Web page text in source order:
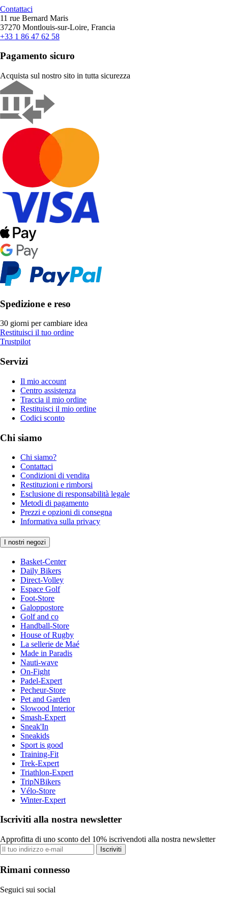
Contattaci
11 rue Bernard Maris
37270 Montlouis-sur-Loire, Francia
+33 1 86 47 62 58
Pagamento sicuro
Acquista sul nostro sito in tutta sicurezza
Spedizione e reso
30 giorni per cambiare idea
Restituisci il tuo ordine
Trustpilot
Servizi
Il mio account
Centro assistenza
Traccia il mio ordine
Restituisci il mio ordine
Codici sconto
Chi siamo
Chi siamo?
Contattaci
Condizioni di vendita
Restituzioni e rimborsi
Esclusione di responsabilità legale
Metodi di pagamento
Prezzi e opzioni di consegna
Informativa sulla privacy
I nostri negozi
Basket-Center
Daily Bikers
Direct-Volley
Espace Golf
Foot-Store
Galoppostore
Golf and co
Handball-Store
House of Rugby
La sellerie de Maé
Made in Paradis
Nauti-wave
On-Fight
Padel-Expert
Pecheur-Store
Pet and Garden
Slowood Interior
Smash-Expert
Sneak'In
Sneakids
Sport is good
Training-Fit
Trek-Expert
Triathlon-Expert
TripNBikers
Vélo-Store
Winter-Expert
Iscriviti alla nostra newsletter
Approfitta di uno sconto del 10% iscrivendoti alla nostra newsletter
Iscriviti
Rimani connesso
Seguici sui social